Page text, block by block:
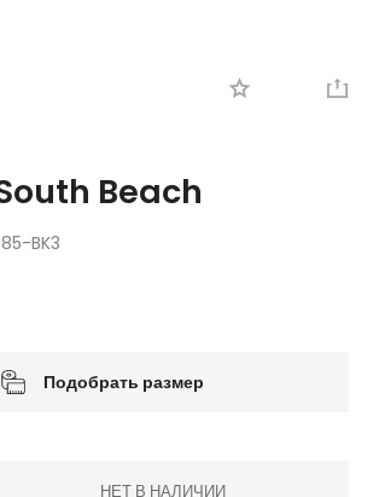
Beach
BK3
Подобрать размер
НЕТ В НАЛИЧИИ